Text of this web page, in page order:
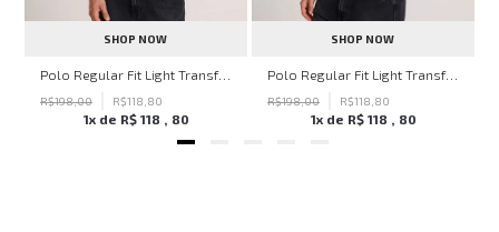
SHOP NOW
Polo Regular Fit Light Transfer Bege Médio John John Masculina
R$198,00 R$118 80
1x de R$ 118 80
SHOP NOW
Polo Regular Fit Light Transfer Verde Escuro John John Masculina
R$198,00 R$118 80
1x de R$ 118 80